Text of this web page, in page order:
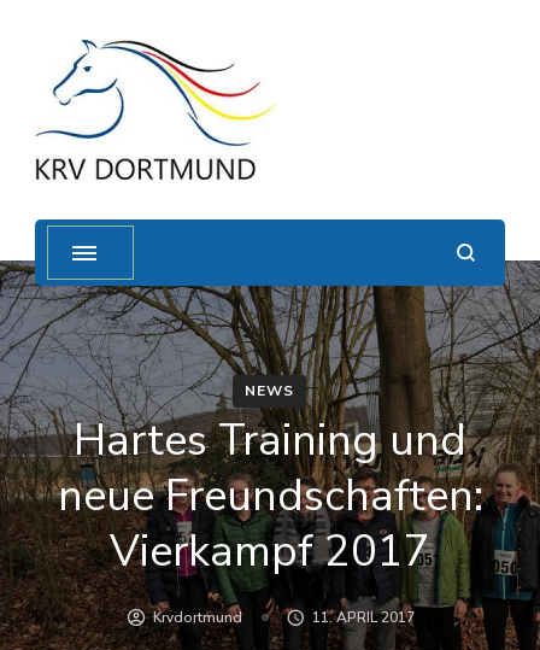
NEWS
Hartes Training und
neue Freundschaften:
Vierkampf 2017
Krvdortmund 11. APRIL 2017